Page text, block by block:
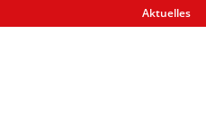
Aktuelles